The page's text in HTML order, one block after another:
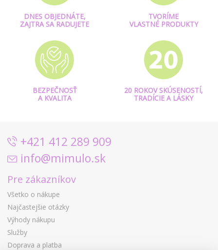
DNES OBJEDNÁTE,
ZAJTRA SA RADUJETE
TVORÍME
VLASTNÉ PRODUKTY
BEZPEČNOSŤ
A KVALITA
20 ROKOV SKÚSENOSTÍ,
TRADÍCIE A LÁSKY
+421 412 289 909
info@mimulo.sk
Pre zákazníkov
Všetko o nákupe
Najčastejšie otázky
Výhody nákupu
Služby
Doprava a platba